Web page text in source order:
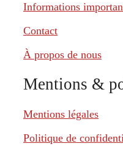
Informations
Contact
À propos de nous
Mentions &
Mentions légales
Politique de